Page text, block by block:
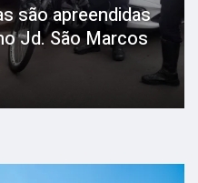
são apreendidas
Jd. São Marcos